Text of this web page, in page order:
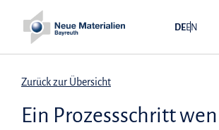
DEEN
Zurück zur Übersicht
Ein Prozessschritt